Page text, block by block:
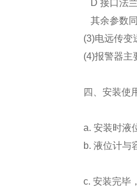
D 接口法
其余参数
(3)电远传变
(4)报警器主
四、 安装使
a. 安装时液
b. 液位计与
c. 安装完毕